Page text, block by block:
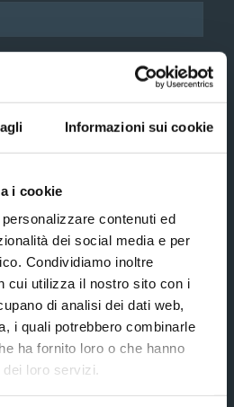
Informazioni sui cookie
i cookie
contenuti ed
dei social media e per
Condividiamo inoltre
cui utilizza il nostro sito con i
di analisi dei dati web,
i quali potrebbero combinarle
ha fornito loro o che hanno
loro servizi.